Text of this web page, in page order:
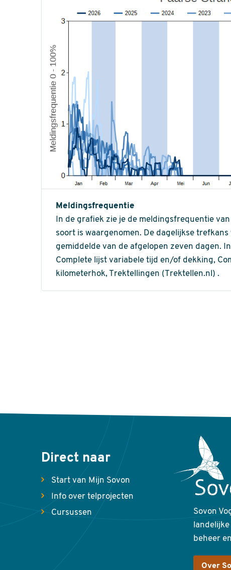
Meldingsfrequentie
In de grafiek zie je de meldingsfrequentie
soort is waargenomen. De dagelijkse
gemiddelde van de afgelopen zeven dagen.
Complete lijst variabele tijd en/of dekking,
kilometerhok, Trektellingen (Trektellen.nl) .
Direct naar
Start van Mijn Sovon
Info over telprojecten
Cursussen
Sovon
beheer
Over